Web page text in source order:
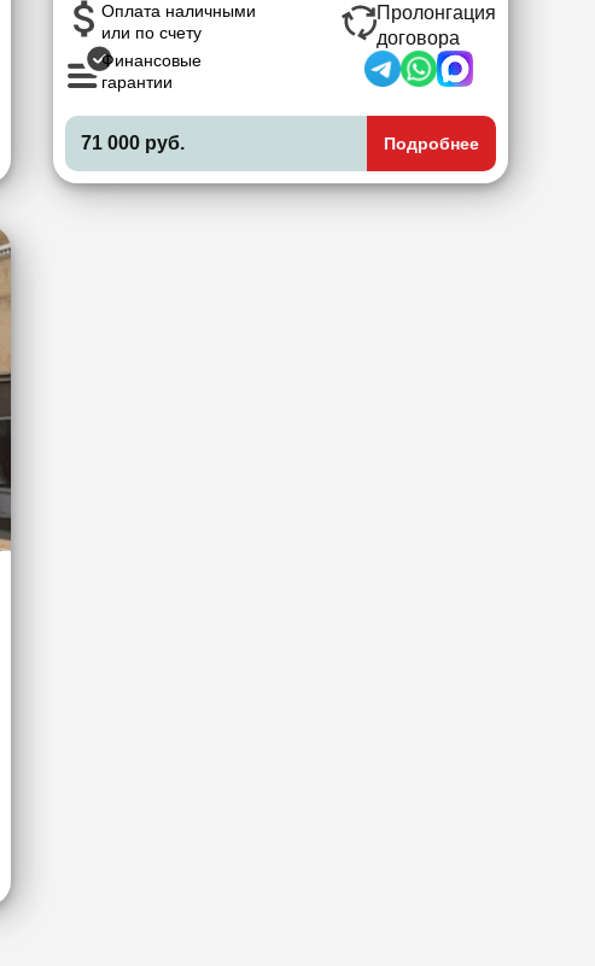
Оплата наличными
или по счету
Финансовые
гарантии
Пролонгация
договора
71 000 руб. Подробнее